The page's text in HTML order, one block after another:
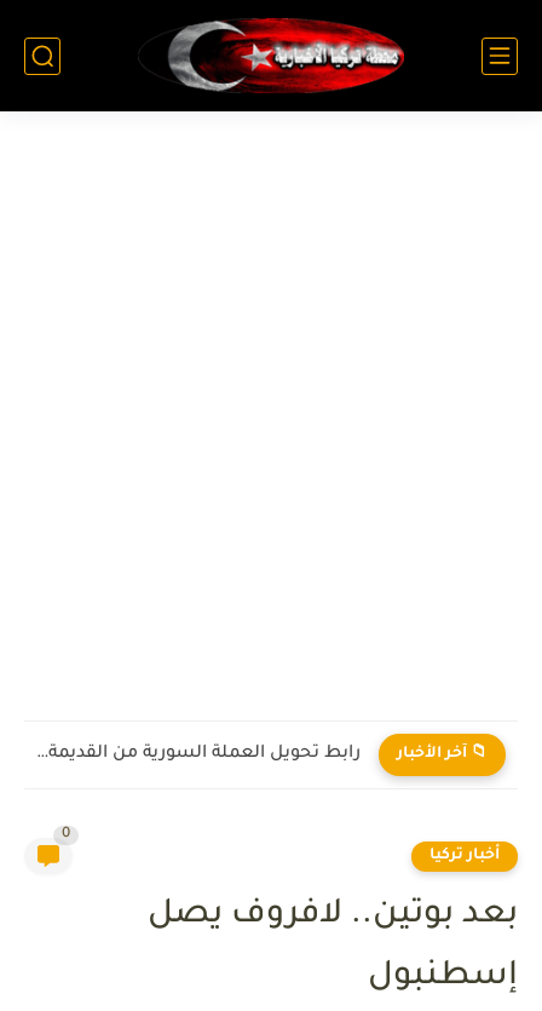
📁 آخر الأخبار رابط تحويل العملة السورية من القديمة إلى الجديدة 2026
أخبار تركيا
0
بعد بوتين.. لافروف يصل
إسطنبول